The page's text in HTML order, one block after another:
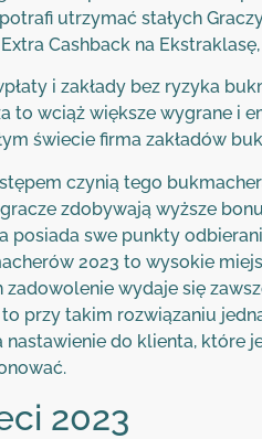
utrzymać stałych
Cashback na
i zakłady bez ryzyka
wciąż większe wygrane i
świecie firma zakładów
czynią tego
zdobywają wyższe
swe punkty
2023 to wysokie
wydaje się
przy takim rozwiązaniu
do klienta,
2023